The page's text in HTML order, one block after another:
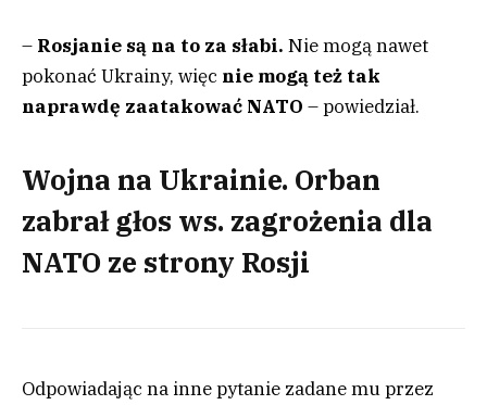
– Rosjanie są na to za słabi. Nie mogą nawet
pokonać Ukrainy, więc nie mogą też tak
naprawdę zaatakować NATO – powiedział.
Wojna na Ukrainie. Orban
zabrał głos ws. zagrożenia dla
NATO ze strony Rosji
Odpowiadając na inne pytanie zadane mu przez